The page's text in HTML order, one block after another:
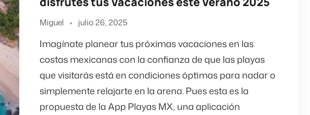
Miguel julio 26, 2025
Imagínate planear tus próximas vacaciones en las
costas mexicanas con la confianza de que las playas
que visitarás está en condiciones óptimas para nadar o
simplemente relajarte en la arena. Pues esta es la
propuesta de la App Playas MX, una aplicación